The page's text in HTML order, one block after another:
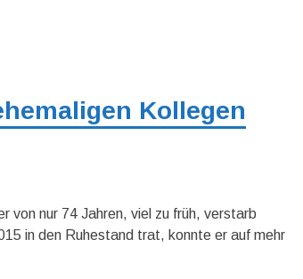
Kollegen
von nur 74 Jahren, viel zu früh, verstarb
in den Ruhestand trat, konnte er auf mehr